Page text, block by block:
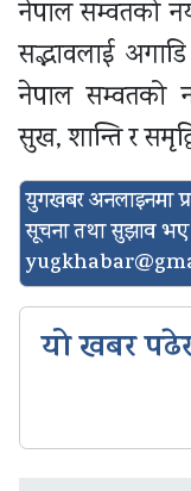
नेपाल सम्वतको
सद्भावलाई
नेपाल सम्वतको
सुख, शान्ति र
युगखबर अनलाइनमा
सूचना तथा सुझाव भए
यो खबर